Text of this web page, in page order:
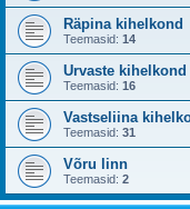
Räpina kihelkond
Teemasid: 14
Urvaste kihelkond
Teemasid: 16
Vastseliina
Teemasid: 31
Võru linn
Teemasid: 2